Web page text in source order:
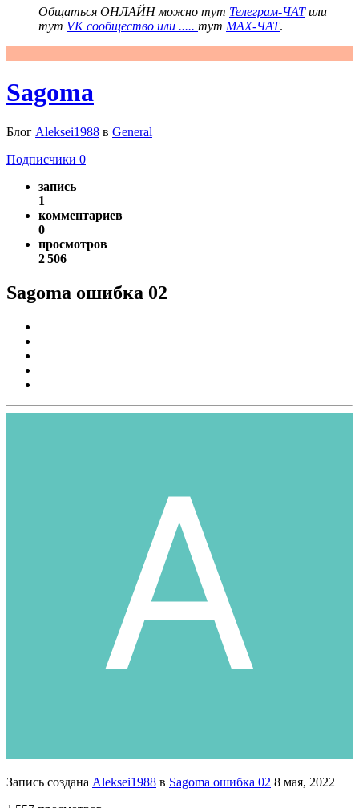
Общаться ОНЛАЙН можно тут Телеграм-ЧАТили
тут VK сообщество или ..... тут MAX-ЧАТ.
Sagoma
Блог Aleksei1988 в General
Подписчики 0
запись
1
комментариев
0
просмотров
2 506
Sagoma ошибка 02
Запись создана Aleksei1988 в Sagoma ошибка 02 8 мая, 2022